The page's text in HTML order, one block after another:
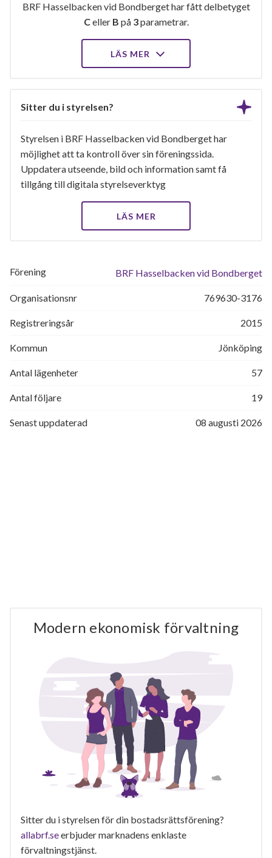
BRF Hasselbacken vid Bondberget har fått delbetyget
Celler B på 3parametrar.
LÄS MER
Sitter du i styrelsen?
Styrelsen i BRF Hasselbacken vid Bondberget har
möjlighet att ta kontroll över sin föreningssida.
Uppdatera utseende, bild och information samt få
tillgång till digitala styrelseverktyg
LÄS MER
Förening BRF Hasselbacken vid Bondberget
Organisationsnr 769630-3176
Registreringsår 2015
Kommun Jönköping
Antal lägenheter 57
Antal följare 19
Senast uppdaterad 08 augusti 2026
Modern ekonomisk förvaltning
Sitter du i styrelsen för din bostadsrättsförening?
allabrf.seerbjuder marknadens enklaste
förvaltningstjänst.